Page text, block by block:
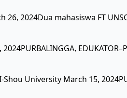
2024Dua mahasiswa FT
University March 15,